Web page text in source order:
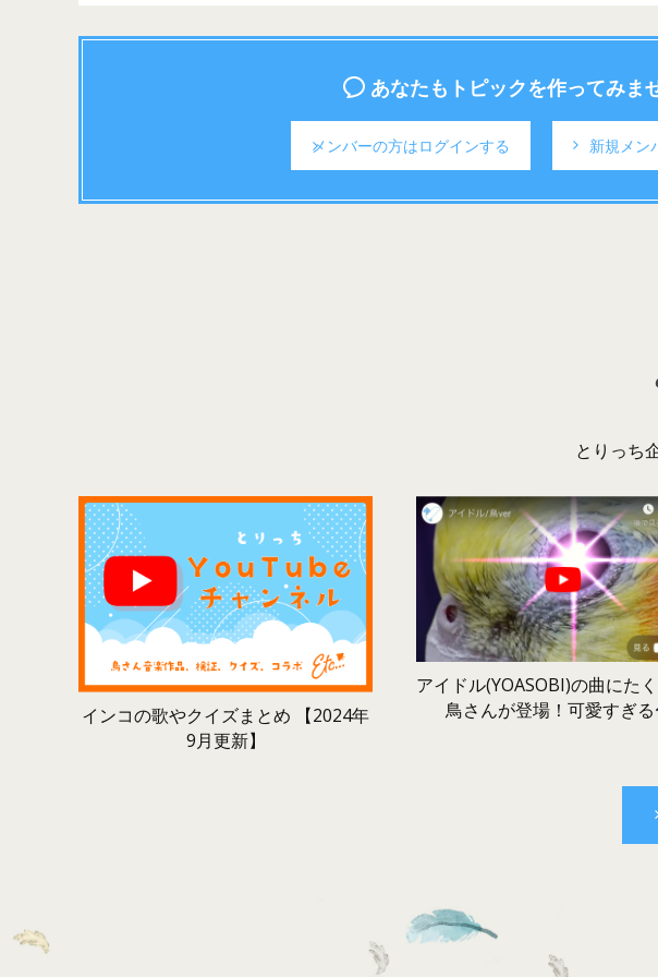
あなたもトピックを作ってみま
メンバーの方はログインする 新規メン
とりっち
インコの歌やクイズまとめ 【2024年
9月更新】
アイドル(YOASOBI)の曲にた
鳥さんが登場！可愛すぎる